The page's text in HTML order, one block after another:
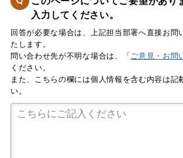
入力してください。
回答が必要な場合は、上記担当部署へ直接お問
たします。
問い合わせ先が不明な場合は、「 ご意見・お問
ください。
また、こちらの欄には個人情報を含む内容は記
い。